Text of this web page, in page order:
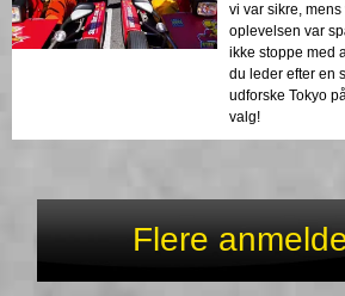
vi var sikre,
oplevelsen var
ikke stoppe med
du leder efter en
udforske Tokyo
valg!
Flere